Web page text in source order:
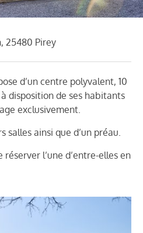
25480 Pirey
d’un centre polyvalent, 10
disposition de ses habitants
exclusivement.
salles ainsi que d’un préau.
l’une d’entre-elles en